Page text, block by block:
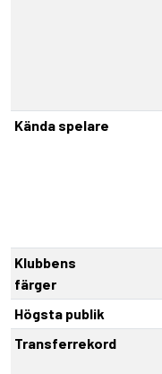
Kända spelare
Klubbens
färger
Högsta publik
Transferrekord